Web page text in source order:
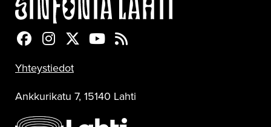
Sinfonia Lahti Facebookissa
Sinfonia Lahti Instagramissa
Sinfonia Lahti Twitterissä
Sinfonia Lahti YouTubessa
Sinfonia Lahti RSS-feed
Yhteystiedot
Ankkurikatu 7, 15140 Lahti